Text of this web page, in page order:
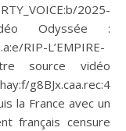
2025-
Odyssée :
RIP-L’EMPIRE-
source vidéo
g8BJx.caa.rec:4
la France avec un
français censure